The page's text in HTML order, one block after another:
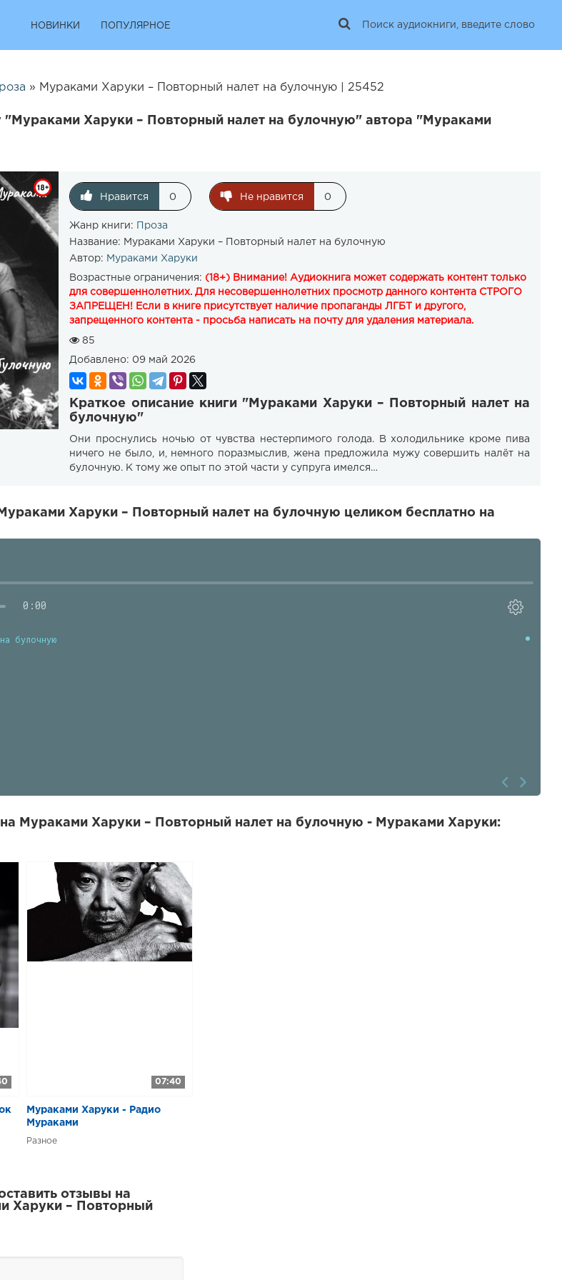
НОВИНКИ ПОПУЛЯРНОЕ
» Мураками Харуки – Повторный налет на булочную | 25452
"Мураками Харуки – Повторный налет на булочную" автора "Мураками
Нравится 0 Не нравится 0
Жанр книги:
Проза
Название: Мураками Харуки – Повторный налет на булочную
Автор: Мураками Харуки
Возрастные ограничения: (18+) Внимание! Аудиокнига может содержать контент только
для совершеннолетних. Для несовершеннолетних просмотр данного контента СТРОГО
ЗАПРЕЩЕН! Если в книге присутствует наличие пропаганды ЛГБТ и другого,
запрещенного контента - просьба написать на почту для удаления материала.
85
Добавлено: 09 май 2026
Краткое описание книги "Мураками Харуки – Повторный налет на
булочную"
Они проснулись ночью от чувства нестерпимого голода. В холодильнике кроме пива
ничего не было, и, немного поразмыслив, жена предложила мужу совершить налёт на
булочную. К тому же опыт по этой части у супруга имелся…
Харуки – Повторный налет на булочную целиком бесплатно на
0:00
булочную
Мураками Харуки – Повторный налет на булочную - Мураками Харуки:
07:40
Мураками Харуки - Радио
Мураками
Разное
отзывы на
Харуки – Повторный